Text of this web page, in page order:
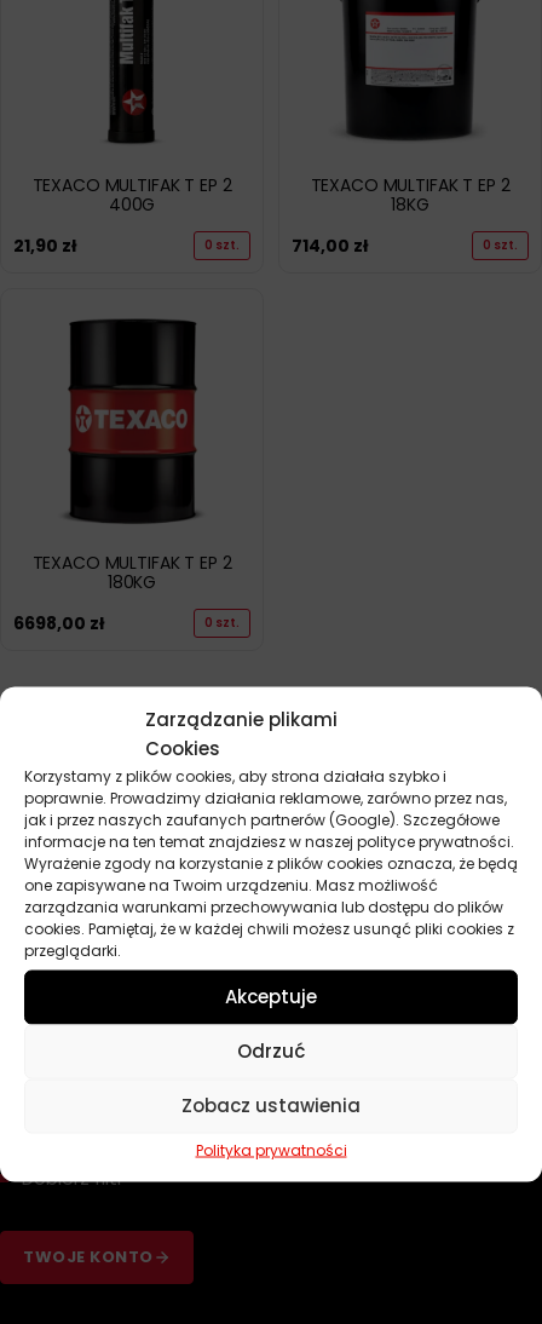
Zarządzanie plikami
Cookies
Korzystamy z plików cookies, aby strona działała szybko i
poprawnie. Prowadzimy działania reklamowe, zarówno przez nas,
jak i przez naszych zaufanych partnerów (Google). Szczegółowe
informacje na ten temat znajdziesz w naszej polityce prywatności.
Wyrażenie zgody na korzystanie z plików cookies oznacza, że będą
one zapisywane na Twoim urządzeniu. Masz możliwość
zarządzania warunkami przechowywania lub dostępu do plików
cookies. Pamiętaj, że w każdej chwili możesz usunąć pliki cookies z
przeglądarki.
Akceptuje
Odrzuć
Zobacz ustawienia
Polityka prywatności
TEXACO MULTIFAK T EP 2
400G
21,90 zł 0 szt.
TEXACO MULTIFAK T EP 2
18KG
714,00 zł 0 szt.
TEXACO MULTIFAK T EP 2
180KG
6698,00 zł 0 szt.
Przydatne linki
Oleje
Chemia
Akcesoria
Dobierz filtr
TWOJE KONTO